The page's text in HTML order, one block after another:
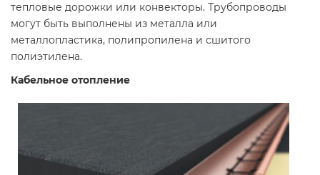
тепловые дорожки или конвекторы. Трубопроводы
могут быть выполнены из металла или
металлопластика, полипропилена и сшитого
полиэтилена.
Кабельное отопление